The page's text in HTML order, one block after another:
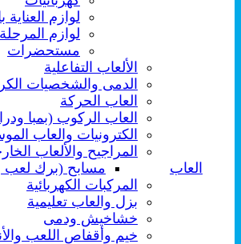
لوازم العناية
لوازم المرحلة
مستحضرات
العاب
الألعاب التفاعلية
الدمى والشخصيات
العاب الحركة
العاب الركوب (بمبا
الكترونيات والعاب
المراجيح والألعاب
مسابح (برك لعب
المركبات الكهربائية
بزل والعاب تعليمية
خشاخيش ودمى
خيم وأقفاص اللعب